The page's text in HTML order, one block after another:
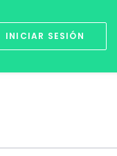
INICIAR SESIÓN